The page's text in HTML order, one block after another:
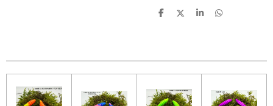
T
n
T
n
T
n
T
n